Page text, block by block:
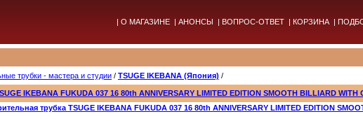
| О МАГАЗИНЕ | АНОНСЫ | ВОПРОС-ОТВЕТ | КОРЗИНА |
трубки - мастера и студии / TSUGE IKEBANA (Япония) /
IKEBANA FUKUDA 037 16 80th ANNIVERSARY LIMITED EDITION SMOOTH BILLIARD WITH
трубка TSUGE IKEBANA FUKUDA 037 16 80th ANNIVERSARY LIMITED EDITION